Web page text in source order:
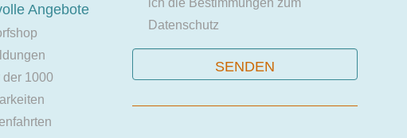
Angebote
der 1000
ich die Bestimmungen zum
Datenschutz